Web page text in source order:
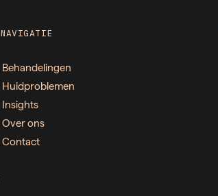
NAVIGATIE
Behandelingen
Huidproblemen
Insights
Over ons
Contact